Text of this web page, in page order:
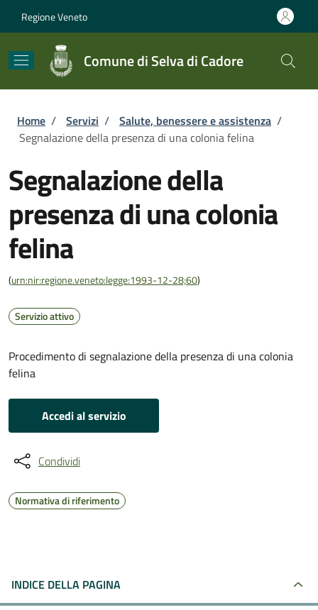
Regione Veneto
Comune di Selva di Cadore
Briciole di pane
Home / Servizi / Salute, benessere e assistenza /
Segnalazione della presenza di una colonia felina
Segnalazione della
presenza di una colonia
felina
(urn:nir:regione.veneto:legge:1993-12-28;60)
Servizio attivo
Procedimento di segnalazione della presenza di una colonia
felina
Accedi al servizio
Condividi
Normativa di riferimento
INDICE DELLA PAGINA